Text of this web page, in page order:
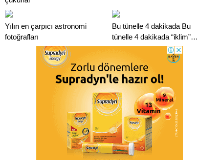
Yılın en çarpıcı astronomi
fotoğrafları
Bu tünelle 4 dakikada Bu
tünelle 4 dakikada “iklim”
değişecek